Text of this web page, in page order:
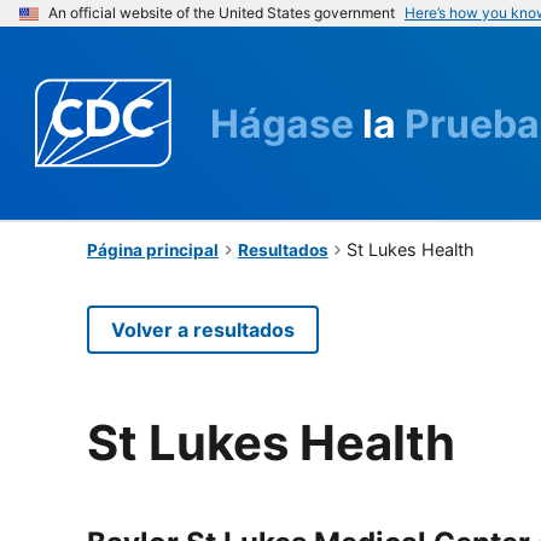
An official website of the United States government Here’s how you
Hágase la Prueba
Página principal Resultados St Lukes Health
Volver a resultados
St Lukes Health